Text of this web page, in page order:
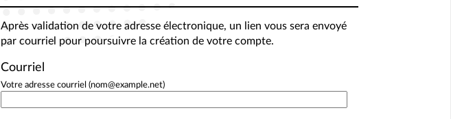
Après validation de votre adresse électronique, un lien vous sera envoyé
par courriel pour poursuivre la création de votre compte.
Courriel
Votre adresse courriel (nom@example.net)